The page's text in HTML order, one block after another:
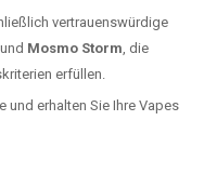
vertrauenswürdige
und Mosmo Storm, die
erfüllen.
und erhalten Sie Ihre Vapes